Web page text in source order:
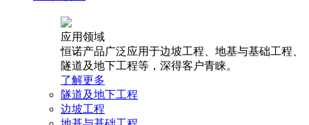
应用领域
恒诺产品广泛应用于边坡工程、地基与基础工程、
隧道及地下工程等，深得客户青睐。
了解更多
隧道及地下工程
边坡工程